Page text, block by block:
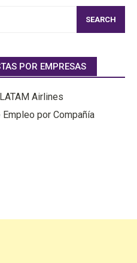
POR EMPRESAS
Airlines
por Compañía